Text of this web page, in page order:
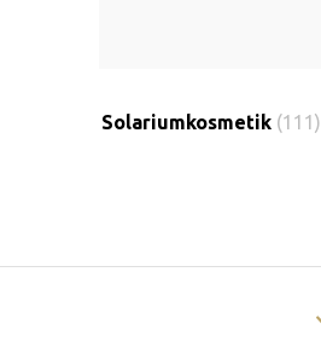
Solariumkosmetik (111)